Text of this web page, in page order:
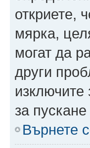
откриете,
мярка,
могат да
други
за
Върнете